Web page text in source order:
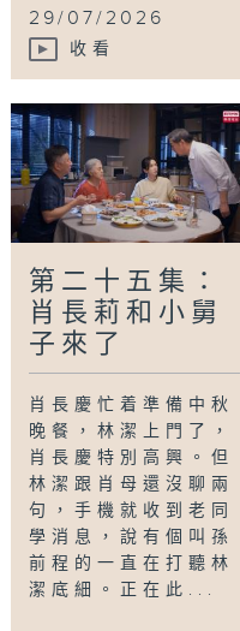
29/07/2026
收看
第二十五集：
肖長莉和小舅
子來了
肖長慶忙着準備中秋
晚餐，林潔上門了，
肖長慶特別高興。但
林潔跟肖母還沒聊兩
句，手機就收到老同
學消息，說有個叫孫
前程的一直在打聽林
潔底細。正在此...